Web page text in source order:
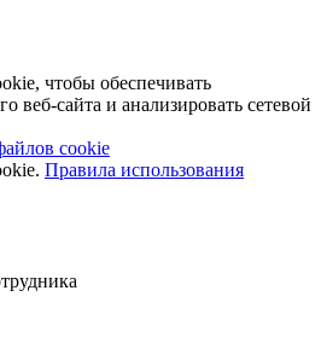
чтобы обеспечивать
веб-сайта и анализировать сетевой
cookie
Правила использования